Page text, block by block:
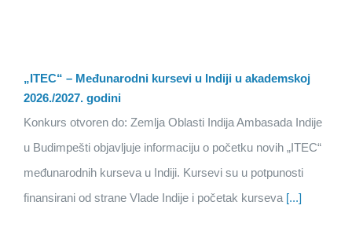
„ITEC“ – Međunarodni kursevi u Indiji u akademskoj
2026./2027. godini
Konkurs otvoren do: Zemlja Oblasti Indija Ambasada Indije
u Budimpešti objavljuje informaciju o početku novih „ITEC“
međunarodnih kurseva u Indiji. Kursevi su u potpunosti
finansirani od strane Vlade Indije i početak kurseva [...]